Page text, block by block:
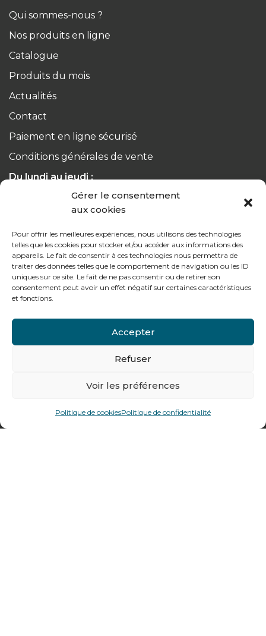
Gérer le consentement
aux cookies
Pour offrir les meilleures expériences, nous utilisons des technologies
telles que les cookies pour stocker et/ou accéder aux informations des
appareils. Le fait de consentir à ces technologies nous permettra de
traiter des données telles que le comportement de navigation ou les ID
uniques sur ce site. Le fait de ne pas consentir ou de retirer son
consentement peut avoir un effet négatif sur certaines caractéristiques
et fonctions.
Accepter
Refuser
Voir les préférences
Politique de cookiesPolitique de confidentialité
Qui sommes-nous ?
Nos produits en ligne
Catalogue
Produits du mois
Actualités
Contact
Paiement en ligne sécurisé
Conditions générales de vente
Du lundi au jeudi :
de 8h à 12h30 et de 13h30 à 17h20
de 8h à 12h30 et de 13h30 à 16h
Contactez-nous
Tél : + 33 (0)4 74 62 81 44
Villefranche sur Saône